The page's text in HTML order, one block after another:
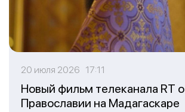
20 июля 2026 17:11
Новый фильм телеканала RT о
Православии на Мадагаскаре